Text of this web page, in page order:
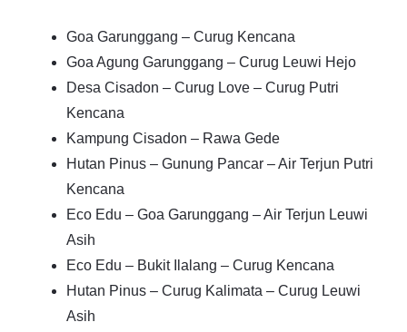
Goa Garunggang – Curug Kencana
Goa Agung Garunggang – Curug Leuwi Hejo
Desa Cisadon – Curug Love – Curug Putri
Kencana
Kampung Cisadon – Rawa Gede
Hutan Pinus – Gunung Pancar – Air Terjun Putri
Kencana
Eco Edu – Goa Garunggang – Air Terjun Leuwi
Asih
Eco Edu – Bukit Ilalang – Curug Kencana
Hutan Pinus – Curug Kalimata – Curug Leuwi
Asih